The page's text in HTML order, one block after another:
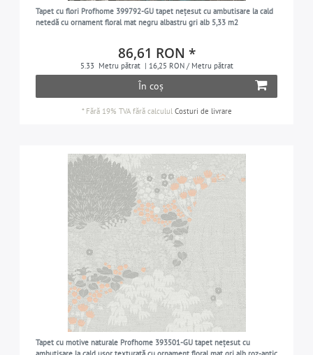
Tapet cu flori Profhome 399792-GU tapet nețesut cu ambutisare la cald
netedă cu ornament floral mat negru albastru gri alb 5,33 m2
86,61 RON *
5.33 Metru pătrat | 16,25 RON / Metru pătrat
În coș
* Fără 19% TVAfără calculul Costuri de livrare
Tapet cu motive naturale Profhome 393501-GU tapet nețesut cu